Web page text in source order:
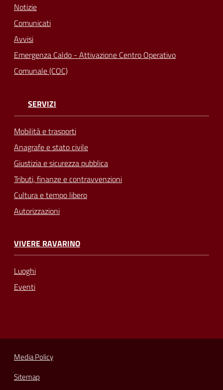
Notizie
Comunicati
Avvisi
Emergenza Caldo - Attivazione Centro Operativo
Comunale (COC)
SERVIZI
Mobilità e trasporti
Anagrafe e stato civile
Giustizia e sicurezza pubblica
Tributi, finanze e contravvenzioni
Cultura e tempo libero
Autorizzazioni
VIVERE RAVARINO
Luoghi
Eventi
Media Policy
Sitemap